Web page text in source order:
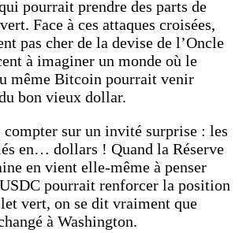
pourrait prendre des parts de
Face à ces attaques croisées,
pas cher de la devise de l’Oncle
à imaginer un monde où le
même Bitcoin pourrait venir
bon vieux dollar.
compter sur un invité surprise : les
en… dollars ! Quand la Réserve
en vient elle-même à penser
pourrait renforcer la position
vert, on se dit vraiment que
à Washington.